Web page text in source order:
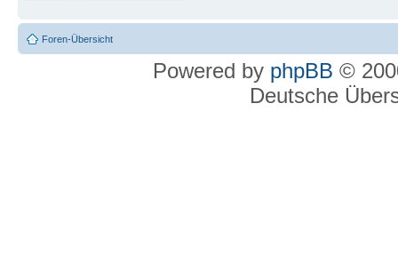
Foren-Übersicht
Powered by phpBB ©
Deutsche